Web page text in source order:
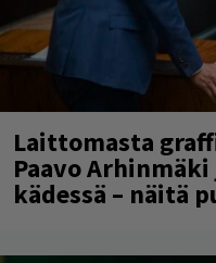
Laittomasta
Paavo
kädessä – näitä